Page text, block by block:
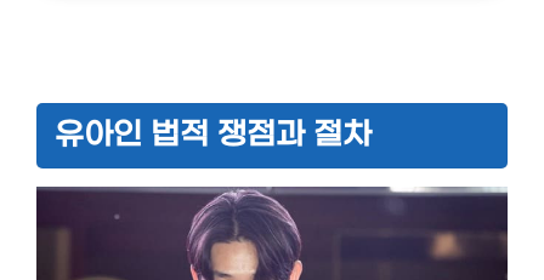
유아인 법적 쟁점과 절차